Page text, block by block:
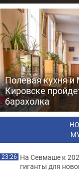
Полевая кухня
Кировске
барахолка
23:26 На Севмаше к
гиганты для